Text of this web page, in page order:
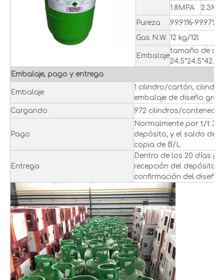
1.8MPA
Pureza
99.91%-99.97%
Gas N.W. 12 kg/12l
Embalaje
tamaño de
Embalaje, pago y entrega
Embalaje
1 cilindro/cartón, cilindro
embalaje de diseño
Cargando
972 cilindros/
Pago
Normalmente por t/t
depósito, y el saldo del
copia de B/L
Entrega
Dentro de los 20 días
recepción del depósito y
confirmación del diseño